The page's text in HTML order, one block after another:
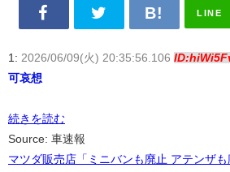
LINE
1: 2026/06/09(火) 20:35:56.106
可哀想
続きを読む
Source: 車速報
マツダ販売店「ミニバンも廃止 アテンザ